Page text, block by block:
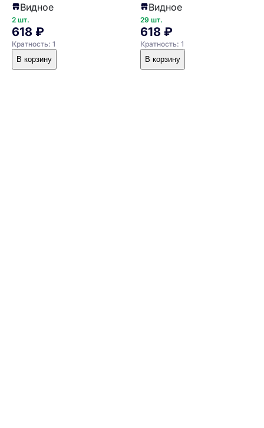
Видное
2 шт.
618 ₽
Кратность: 1
В корзину
Видное
29 шт.
618 ₽
Кратность: 1
В корзину